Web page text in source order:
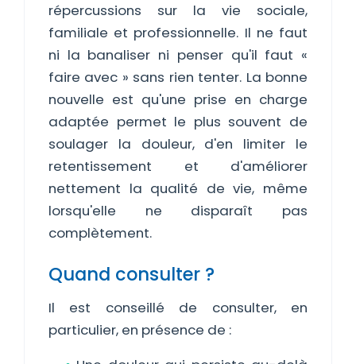
répercussions sur la vie sociale,
familiale et professionnelle. Il ne faut
ni la banaliser ni penser qu'il faut «
faire avec » sans rien tenter. La bonne
nouvelle est qu'une prise en charge
adaptée permet le plus souvent de
soulager la douleur, d'en limiter le
retentissement et d'améliorer
nettement la qualité de vie, même
lorsqu'elle ne disparaît pas
complètement.
Quand consulter ?
Il est conseillé de consulter, en
particulier, en présence de :